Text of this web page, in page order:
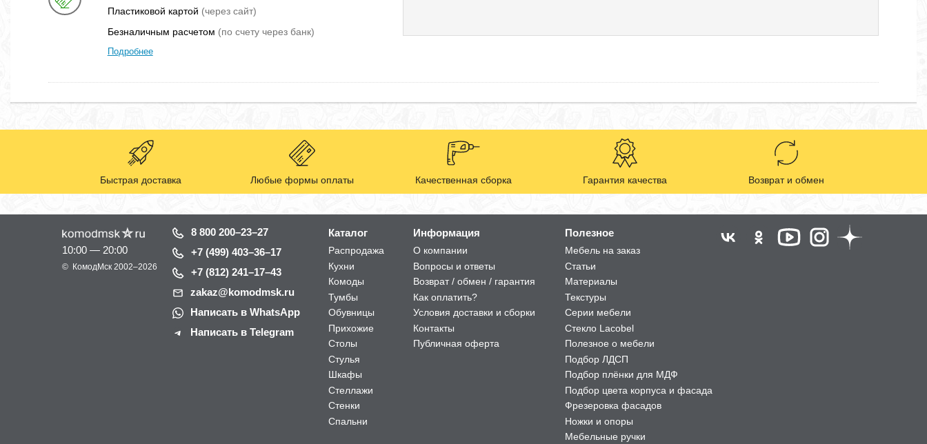
Пластиковой картой (через сайт)
Безналичным расчетом (по счету через банк)
Подробнее
Быстрая доставка Любые формы оплаты Качественная сборка Гарантия качества Возврат и обмен
10:00 — 20:00
© КомодМск 2002–2026
8 800 200–23–27
+7 (499) 403–36–17
+7 (812) 241–17–43
zakaz@komodmsk.ru
Написать в WhatsApp
Написать в Telegram
Каталог
Распродажа
Кухни
Комоды
Тумбы
Обувницы
Прихожие
Столы
Стулья
Шкафы
Стеллажи
Стенки
Спальни
Информация
О компании
Вопросы и ответы
Возврат / обмен / гарантия
Как оплатить?
Условия доставки и сборки
Контакты
Публичная оферта
Полезное
Мебель на заказ
Статьи
Материалы
Текстуры
Серии мебели
Стекло Lacobel
Полезное о мебели
Подбор ЛДСП
Подбор плёнки для МДФ
Подбор цвета корпуса и фасада
Фрезеровка фасадов
Ножки и опоры
Мебельные ручки